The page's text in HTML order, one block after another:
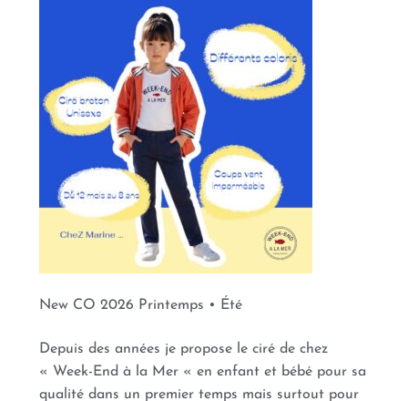
New CO 2026 Printemps • Été
Depuis des années je propose le ciré de chez
« Week-End à la Mer « en enfant et bébé pour sa
qualité dans un premier temps mais surtout pour